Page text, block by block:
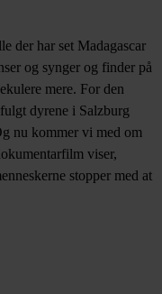
der har set Madagascar
og synger og finder på
mere. For den
dyrene i Salzburg
nu kommer vi med om
viser,
stopper med at